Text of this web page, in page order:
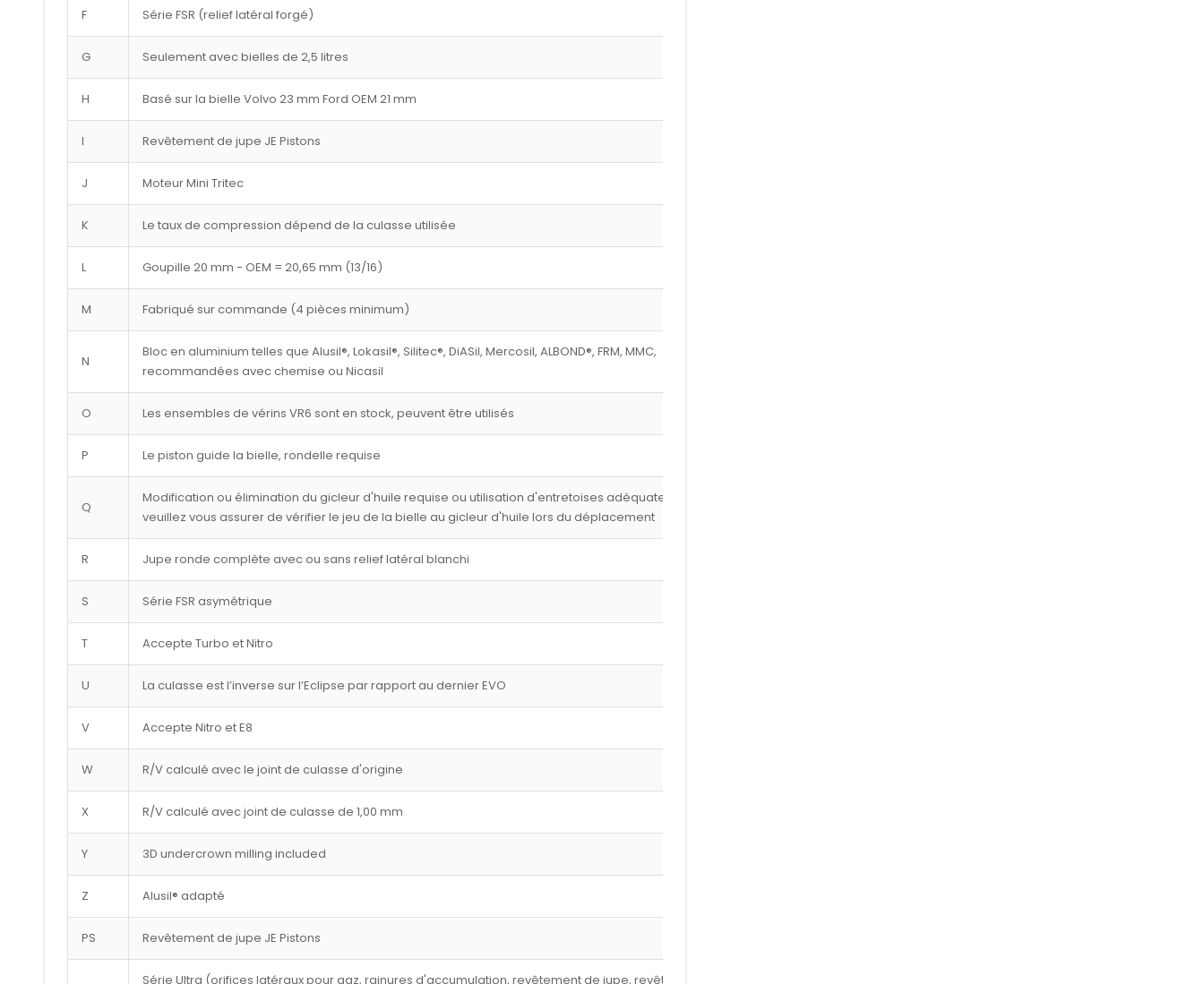
F Série FSR (relief latéral forgé)
G Seulement avec bielles de 2,5 litres
H Basé sur la bielle Volvo 23 mm Ford OEM 21 mm
I Revêtement de jupe JE Pistons
J Moteur Mini Tritec
K Le taux de compression dépend de la culasse utilisée
L Goupille 20 mm - OEM = 20,65 mm (13/16)
M Fabriqué sur commande (4 pièces minimum)
N
Bloc en aluminium telles que Alusil®, Lokasil®, Silitec®, DiASil, Mercosil, ALBOND®, FRM, MMC,
recommandées avec chemise ou Nicasil
O Les ensembles de vérins VR6 sont en stock, peuvent être utilisés
P Le piston guide la bielle, rondelle requise
Q
Modification ou élimination du gicleur d'huile requise ou utilisation d'entretoises adéquates,
veuillez vous assurer de vérifier le jeu de la bielle au gicleur d'huile lors du déplacement
R Jupe ronde complète avec ou sans relief latéral blanchi
S Série FSR asymétrique
T Accepte Turbo et Nitro
U La culasse est l’inverse sur l’Eclipse par rapport au dernier EVO
V Accepte Nitro et E8
W R/V calculé avec le joint de culasse d'origine
X R/V calculé avec joint de culasse de 1,00 mm
Y 3D undercrown milling included
Z Alusil® adapté
PS Revêtement de jupe JE Pistons
Série Ultra (orifices latéraux pour gaz, rainures d'accumulation, revêtement de jupe, revêtement